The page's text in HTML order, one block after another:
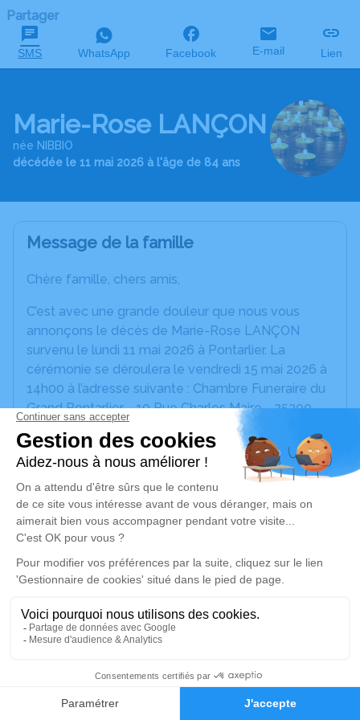
Faire-part Hommages
Partager
SMS WhatsApp Facebook E-mail Lien
Marie-Rose LANÇON
née NIBBIO
décédée le 11 mai 2026 à l'âge de 84 ans
Message de la famille
Chère famille, chers amis,
C’est avec une grande douleur que nous vous
annonçons le décès de Marie-Rose LANÇON
survenu le lundi 11 mai 2026 à Pontarlier. La
cérémonie se déroulera le vendredi 15 mai 2026 à
14h00 à l’adresse suivante : Chambre Funeraire du
Grand Pontarlier - 10 Rue Charles Maire - 25300
Pontarlier.
Nous vous invitons à utiliser cet espace pour
laisser vos condoléances, partager des photos
souvenirs, une anecdote ou exprimer vos pensées
à travers des poèmes ou des textes. Cet endroit
est un lieu d'expression dédié à honorer la
mémoire de Marie-Rose LANÇON.
disponible ici
Cérémonie civile